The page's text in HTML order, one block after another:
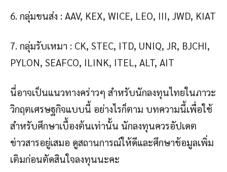
6. กลุ่มขนส่ง : AAV, KEX, WICE, LEO, III, JWD, KIAT
7. กลุ่มรับเหมา : CK, STEC, ITD, UNIQ, JR, BJCHI,
PYLON, SEAFCO, ILINK, ITEL, ALT, AIT
นี่อาจเป็นแนวทางคร่าวๆ สำหรับนักลงทุนไทยในภาวะ
วิกฤตเศรษฐกิจแบบนี้ อย่างไรก็ตาม บทความนี้เพื่อใช้
สำหรับศึกษาเบื้องต้นเท่านั้น นักลงทุนควรอัปเดต
ข่าวสารอยู่เสมอ ดูสถานการณ์ให้ดีและศึกษาข้อมูลเพิ่ม
เติมก่อนตัดสินใจลงทุนนะคะ